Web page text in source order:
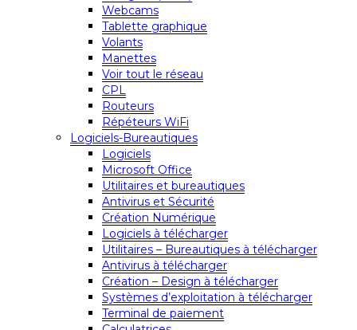
Webcams
Tablette graphique
Volants
Manettes
Voir tout le réseau
CPL
Routeurs
Répéteurs WiFi
Logiciels-Bureautiques
Logiciels
Microsoft Office
Utilitaires et bureautiques
Antivirus et Sécurité
Création Numérique
Logiciels à télécharger
Utilitaires – Bureautiques à télécharger
Antivirus à télécharger
Création – Design à télécharger
Systèmes d’exploitation à télécharger
Terminal de paiement